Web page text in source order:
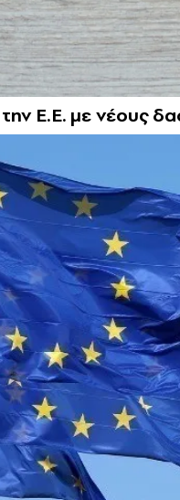
Ε.Ε. με νέους